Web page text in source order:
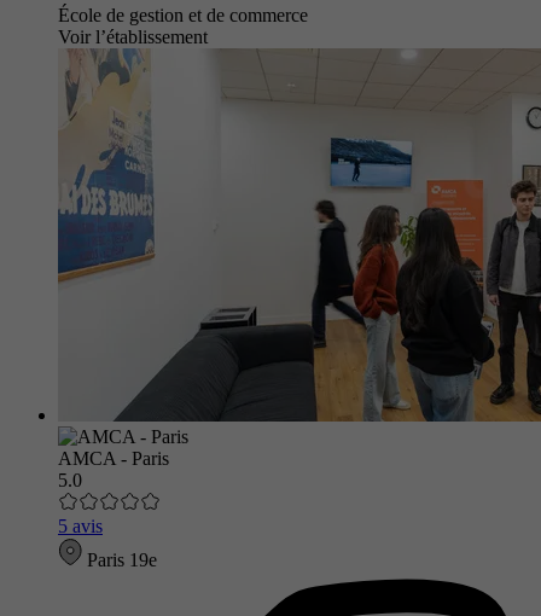
École de gestion et de commerce
Voir l’établissement
AMCA - Paris
5.0
5 avis
Paris 19e